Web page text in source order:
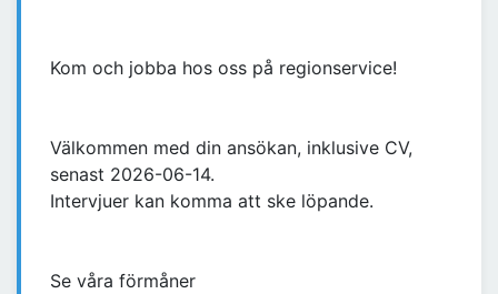
Kom och jobba hos oss på regionservice!
Välkommen med din ansökan, inklusive CV,
senast 2026-06-14.
Intervjuer kan komma att ske löpande.
Se våra förmåner